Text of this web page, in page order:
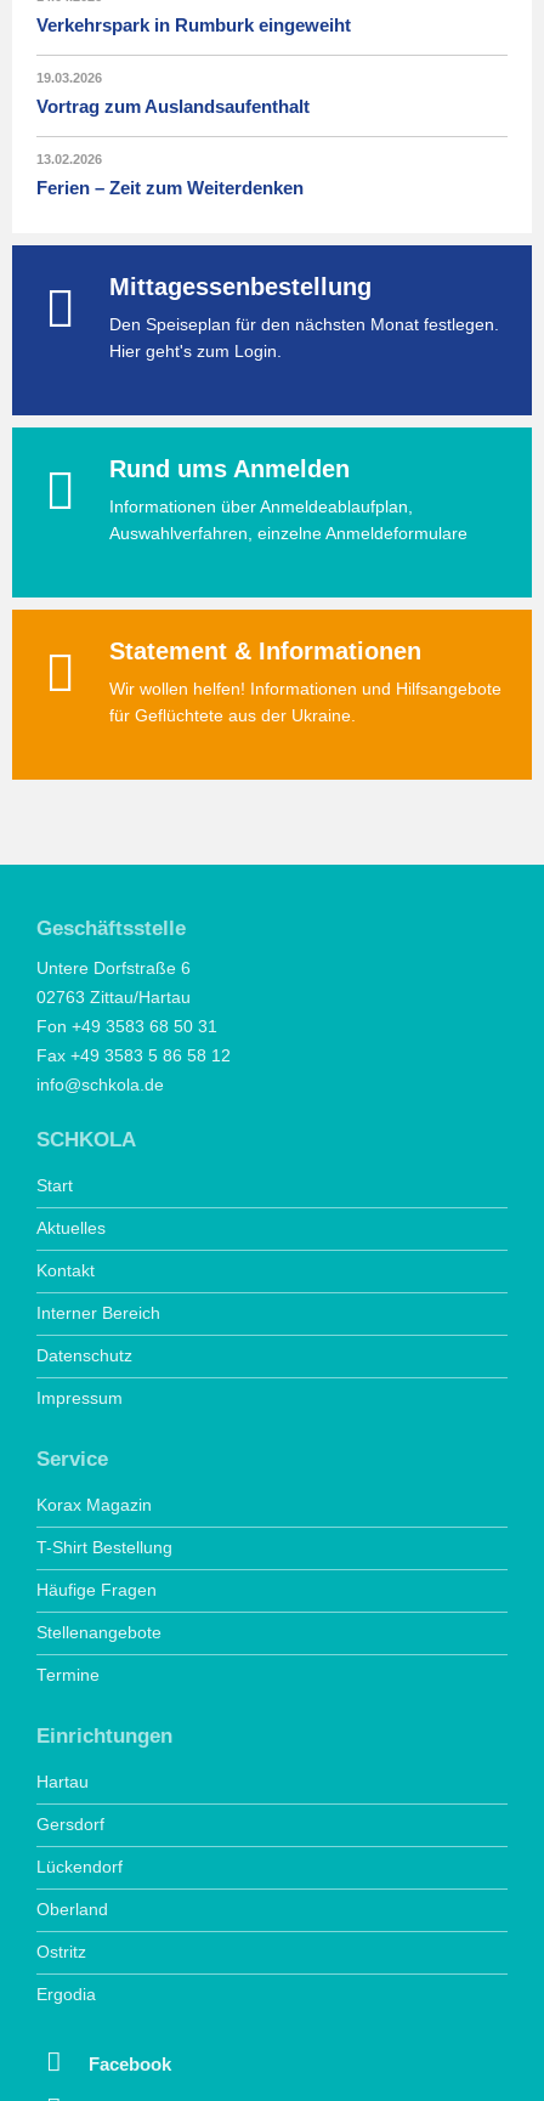
Verkehrspark in Rumburk eingeweiht
19.03.2026
Vortrag zum Auslandsaufenthalt
13.02.2026
Ferien – Zeit zum Weiterdenken
Mittagessenbestellung
Den Speiseplan für den nächsten Monat festlegen.
Hier geht's zum Login.
Rund ums Anmelden
Informationen über Anmeldeablaufplan,
Auswahlverfahren, einzelne Anmeldeformulare
Statement & Informationen
Wir wollen helfen! Informationen und Hilfsangebote
für Geflüchtete aus der Ukraine.
Geschäftsstelle
Untere Dorfstraße 6
02763 Zittau/Hartau
Fon +49 3583 68 50 31
Fax +49 3583 5 86 58 12
info@schkola.de
SCHKOLA
Start
Aktuelles
Kontakt
Interner Bereich
Datenschutz
Impressum
Service
Korax Magazin
T-Shirt Bestellung
Häufige Fragen
Stellenangebote
Termine
Einrichtungen
Hartau
Gersdorf
Lückendorf
Oberland
Ostritz
Ergodia
Facebook